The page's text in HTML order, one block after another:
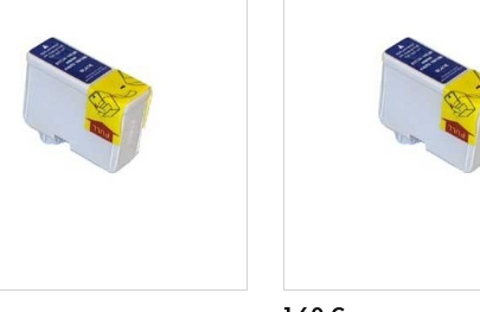
AO CARRINHO ADICIONAR AO